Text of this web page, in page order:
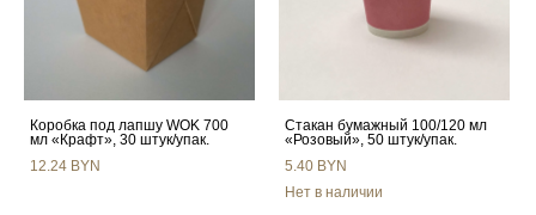
Коробка под лапшу WOK 700
мл «Крафт», 30 штук/упак.
12.24 BYN
Стакан бумажный 100/120 мл
«Розовый», 50 штук/упак.
5.40 BYN
Нет в наличии